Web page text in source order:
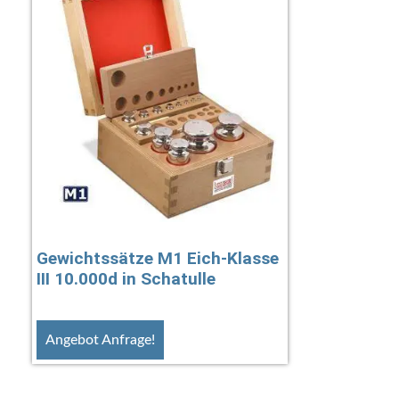
Gewichtssätze M1 Eich-Klasse
III 10.000d in Schatulle
Angebot Anfrage!